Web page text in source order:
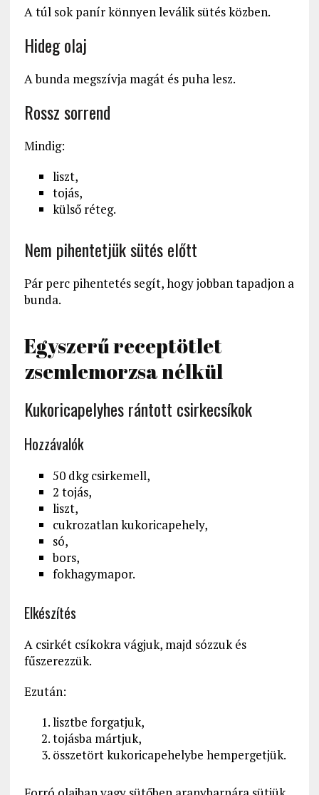
A túl sok panír könnyen leválik sütés közben.
Hideg olaj
A bunda megszívja magát és puha lesz.
Rossz sorrend
Mindig:
liszt,
tojás,
külső réteg.
Nem pihentetjük sütés előtt
Pár perc pihentetés segít, hogy jobban tapadjon a
bunda.
Egyszerű receptötlet
zsemlemorzsa nélkül
Kukoricapelyhes rántott csirkecsíkok
Hozzávalók
50 dkg csirkemell,
2 tojás,
liszt,
cukrozatlan kukoricapehely,
só,
bors,
fokhagymapor.
Elkészítés
A csirkét csíkokra vágjuk, majd sózzuk és
fűszerezzük.
Ezután:
lisztbe forgatjuk,
tojásba mártjuk,
összetört kukoricapehelybe hempergetjük.